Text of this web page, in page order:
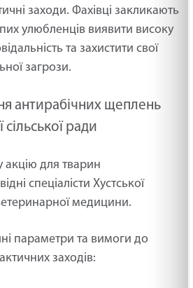
заходи. Фахівці закликають
улюбленців виявити високу
та захистити свої
загрози.
антирабічних щеплень
сільської ради
для тварин
спеціалісти Хустської
медицини.
параметри та вимоги до
заходів: